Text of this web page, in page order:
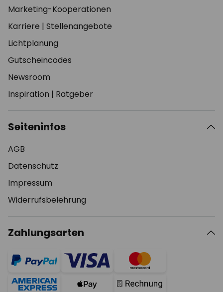
Marketing-Kooperationen
Karriere | Stellenangebote
Lichtplanung
Gutscheincodes
Newsroom
Inspiration | Ratgeber
Seiteninfos
AGB
Datenschutz
Impressum
Widerrufsbelehrung
Zahlungsarten